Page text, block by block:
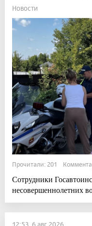
Новости
Прочитали: 201
Сотрудники
несовершеннолетних